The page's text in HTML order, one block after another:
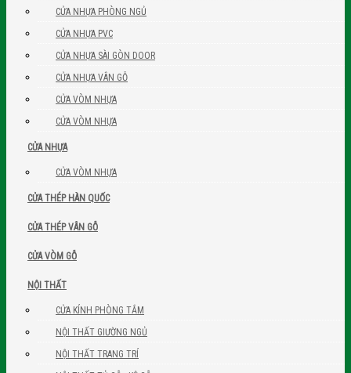
CỬA NHỰA PHÒNG NGỦ
CỬA NHỰA PVC
CỬA NHỰA SÀI GÒN DOOR
CỬA NHỰA VÂN GỖ
CỬA VÒM NHỰA
CỬA VÒM NHỰA
CỬA NHỰA
CỬA VÒM NHỰA
CỬA THÉP HÀN QUỐC
CỬA THÉP VÂN GỖ
CỬA VÒM GỖ
NỘI THẤT
CỬA KÍNH PHÒNG TẮM
NỘI THẤT GIƯỜNG NGỦ
NỘI THẤT TRANG TRÍ